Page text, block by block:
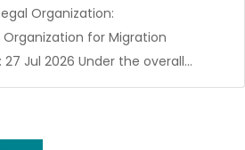
Organization:
for Migration
Jul 2026 Under the overall…